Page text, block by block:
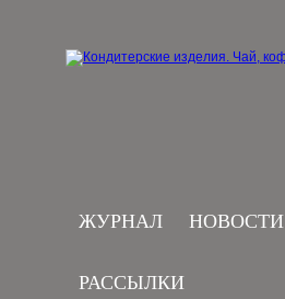
ЖУРНАЛ НОВОСТИ
РАССЫЛКИ